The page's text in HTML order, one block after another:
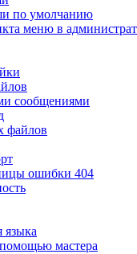
по умолчанию
меню в
сообщениями
файлов
ошибки 404
языка
мастера